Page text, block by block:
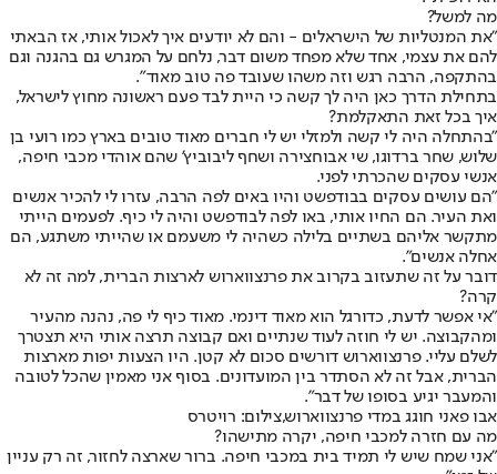
מה למשל?
"את המנטליות של הישראלים - והם לא יודעים איך לאכול אותי, אז הבאתי
להם את עצמי, אחד שלא מפחד משום דבר, נלחם על המגרש גם בהגנה וגם
בהתקפה, הרבה רגש וזה משהו שעובד פה טוב מאוד".
בתחילת הדרך כאן היה לך קשה כי היית לבד פעם ראשונה מחוץ לישראל,
איך בכל זאת התאקלמת?
"בהתחלה היה לי קשה ולמזלי יש לי חברים מאוד טובים בארץ כמו רועי בן
שלוש, שחר ברדוגו, שי אבוחצירה ושחף ליבוביץ' שהם אוהדי מכבי חיפה,
אנשי עסקים שהכרתי לפני.
"הם עושים עסקים בבודפשט והיו באים לפה הרבה, עזרו לי להכיר אנשים
ואת העיר. הם החיו אותי, באו לפה לבודפשט והיה לי כיף. לפעמים הייתי
מתקשר אליהם בשתיים בלילה כשהיה לי משעמם או שהייתי משתגע, הם
אחלה אנשים".
דובר על זה שתעזוב בקרוב את פרנצווארוש לארצות הברית, למה זה לא
קרה?
"אי אפשר לדעת, כדורגל הוא מאוד דינמי. מאוד כיף לי פה, נהנה מהעיר
ומהקבוצה. יש לי חוזה לעוד שנתיים ואם קבוצה תרצה אותי היא תצטרך
לשלם עליי. פרנצווארוש דורשים סכום לא קטן. היו הצעות יפות מארצות
הברית, אבל זה לא הסתדר בין המועדונים. בסוף אני מאמין שהכל לטובה
והמעבר יגיע בסופו של דבר".
אבו פאני חוגג במדי פרנצווארוש,צילום: רויטרס
מה עם חזרה למכבי חיפה, יקרה מתישהו?
"אני שמח שיש לי תמיד בית במכבי חיפה. ברור שארצה לחזור, זה רק עניין